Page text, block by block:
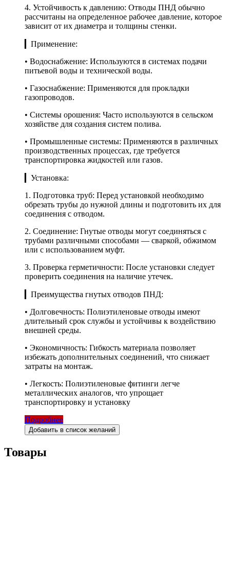
4. Устойчивость к давлению: Отводы ПНД обычно
рассчитаны на определенное рабочее давление, которое
зависит от их диаметра и толщины стенки.
▎Применение:
• Водоснабжение: Используются в системах подачи
питьевой воды и технической воды.
• Газоснабжение: Применяются для прокладки
газопроводов.
• Системы орошения: Часто используются в сельском
хозяйстве для создания систем полива.
• Промышленные системы: Применяются в различных
производственных процессах, где требуется
транспортировка жидкостей или газов.
▎Установка:
1. Подготовка труб: Перед установкой необходимо
обрезать трубы до нужной длины и подготовить их для
соединения с отводом.
2. Соединение: Гнутые отводы могут соединяться с
трубами различными способами — сваркой, обжимом
или с использованием муфт.
3. Проверка герметичности: После установки следует
проверить соединения на наличие утечек.
▎Преимущества гнутых отводов ПНД:
• Долговечность: Полиэтиленовые отводы имеют
длительный срок службы и устойчивы к воздействию
внешней среды.
• Экономичность: Гибкость материала позволяет
избежать дополнительных соединений, что снижает
затраты на монтаж.
• Легкость: Полиэтиленовые фитинги легче
металлических аналогов, что упрощает
транспортировку и установку
Подробнее
Добавить в список желаний
Товары